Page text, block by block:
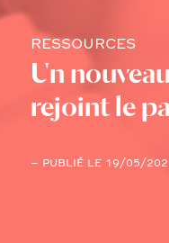
RESSOURCES
Un
rejoint le
– PUBLIÉ LE 19/05/